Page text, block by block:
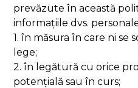
prevăzute în această
informațiile dvs.
1. în măsura în care ni se
lege;
2. în legătură cu orice
potențială sau în curs;